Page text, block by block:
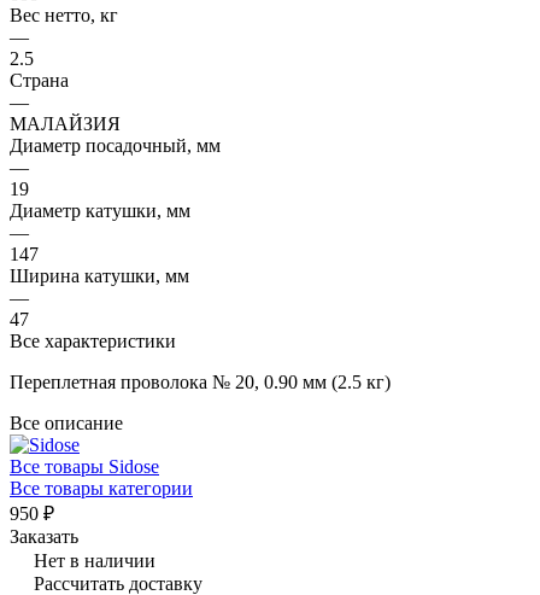
Вес нетто, кг
—
2.5
Страна
—
МАЛАЙЗИЯ
Диаметр посадочный, мм
—
19
Диаметр катушки, мм
—
147
Ширина катушки, мм
—
47
Все характеристики
Переплетная проволока № 20, 0.90 мм (2.5 кг)
Все описание
Все товары Sidose
Все товары категории
950 ₽
Заказать
Нет в наличии
Рассчитать доставку